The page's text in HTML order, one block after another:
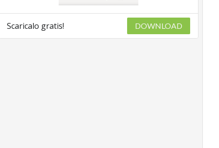
Scaricalo gratis! DOWNLOAD